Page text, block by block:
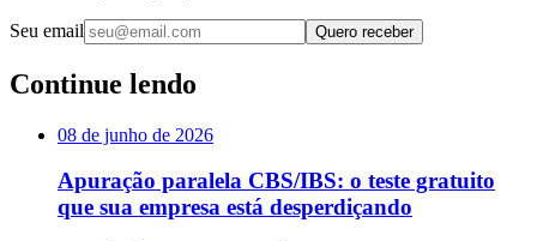
Seu email Quero receber
Continue lendo
08 de junho de 2026
Apuração paralela CBS/IBS: o teste gratuito
que sua empresa está desperdiçando